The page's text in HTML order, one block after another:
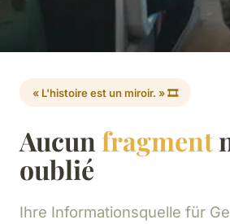
« L'histoire est un miroir. » 🎞️
Aucun fragment
oublié
Ihre Informationsquelle für